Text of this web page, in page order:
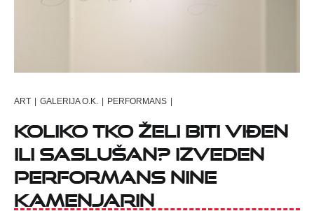
ART | GALERIJA O.K. | PERFORMANS |
Koliko tko želi biti viđen
ili saslušan? Izveden
performans Nine
Kamenjarin